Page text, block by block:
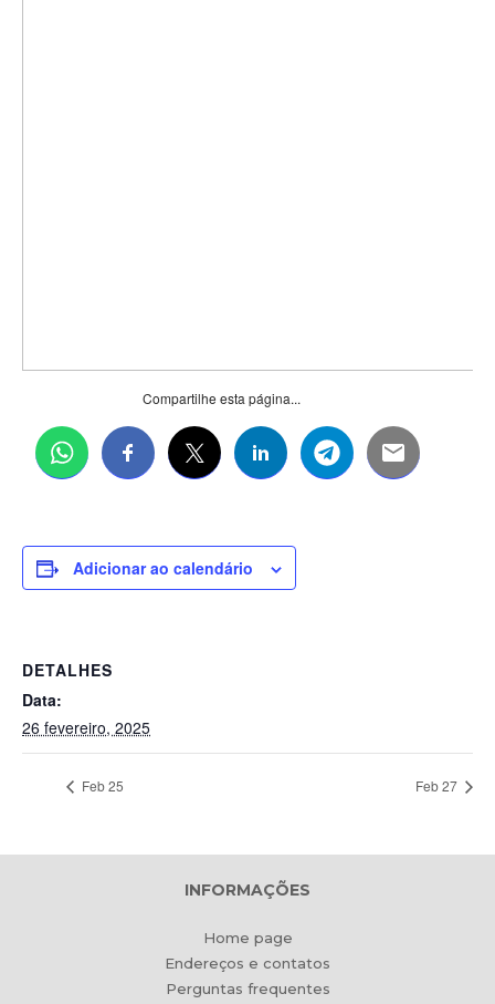
Compartilhe esta página...
Adicionar ao calendário
DETALHES
Data:
26 fevereiro, 2025
Feb 25 Feb 27
INFORMAÇÕES
Home page
Endereços e contatos
Perguntas frequentes